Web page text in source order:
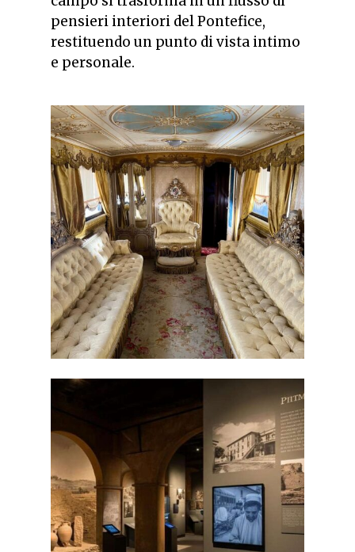
pensieri interiori del Pontefice,
restituendo un punto di vista intimo
e personale.